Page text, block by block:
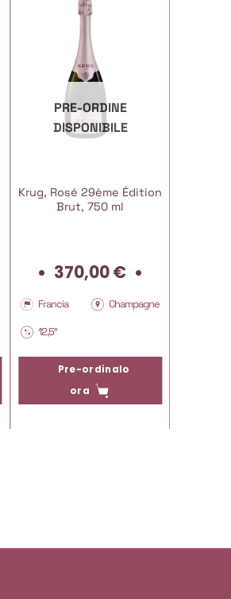
PRE-ORDINE
DISPONIBILE
Krug, Rosé 29ème Édition
Brut, 750 ml
370,00€
Francia Champagne
12,5°
Pre-ordinalo
ora